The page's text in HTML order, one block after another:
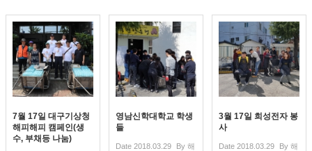
7월 17일 대구기상청
해피해피 캠페인(생
수, 부채등 나눔)
영남신학대학교 학생
들
Date 2018.03.29 By 해
3월 17일 희성전자 봉
사
Date 2018.03.29 By 해